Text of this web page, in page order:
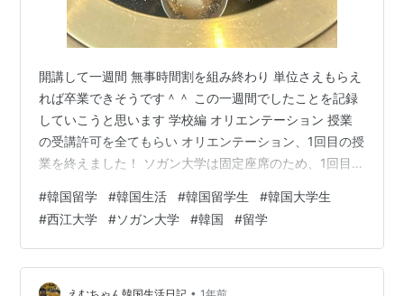
開講して一週間 無事時間割を組み終わり 単位さえもらえ
れば卒業できそうです＾＾ この一週間でしたことを記録
していこうと思います 学校編 オリエンテーション 授業
の受講許可を全てもらい オリエンテーション、1回目の授
業を終えました！ ソガン大学は固定座席のため、1回目の
行きましたが 後ろの座席から埋まって行きました 課題
学部必須のオール英語授業があるのですが １週目から課
題が出たので PPTを作り提出 オール英語の授業はほんと
にストレス… 友達と一緒に聞いているので まだ頑張れま
#韓国留学 #韓国生活 #韓国留学生 #韓国大学生
#西江大学 #ソガン大学 #韓国 #留学
•